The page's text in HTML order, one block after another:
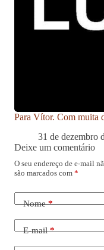
Para Vítor. Com muita
31 de dezembro
Deixe um comentário
O seu endereço de e-mail
são marcados com *
Nome*
E-mail*